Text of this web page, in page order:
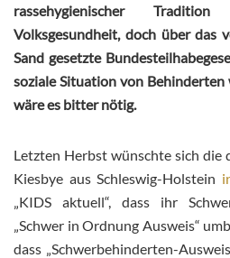
rassehygienischer
Volksgesundheit, doch über das
Sand gesetzte
soziale Situation von
wäre es bitter nötig.
Letzten Herbst wünschte sich die
Kiesbye aus Schleswig-Holstein
„KIDS aktuell“, dass ihr
„Schwer in Ordnung Ausweis“
dass „Schwerbehinderten-